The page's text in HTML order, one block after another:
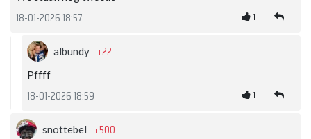
18-01-2026 18:57 1
albundy +22
Pffff
18-01-2026 18:59 1
snottebel +500